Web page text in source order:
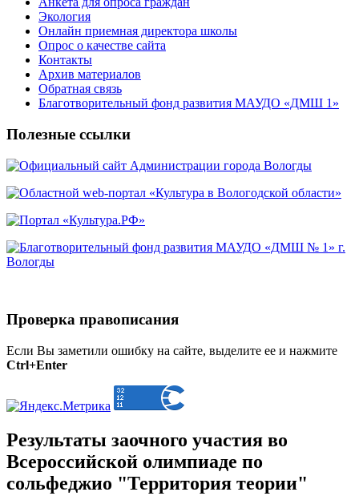
Экология
Онлайн приемная директора школы
Опрос о качестве сайта
Контакты
Архив материалов
Обратная связь
Благотворительный фонд развития МАУДО «ДМШ 1»
Полезные ссылки
Проверка правописания
Если Вы заметили ошибку на сайте, выделите ее и нажмите
Ctrl+Enter
Результаты заочного участия во
Всероссийской олимпиаде по
сольфеджио "Территория теории"